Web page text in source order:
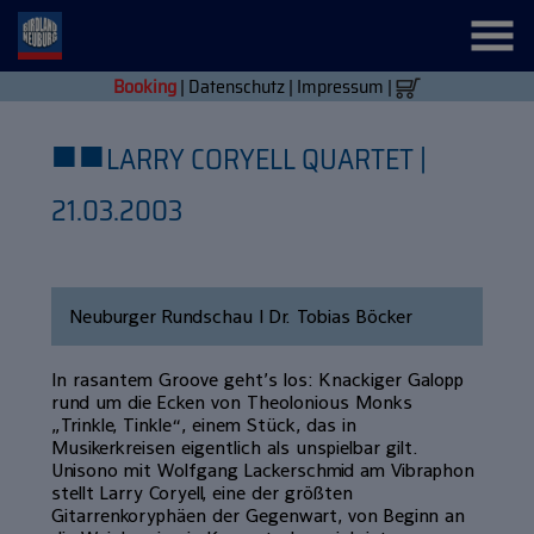
Booking| Datenschutz| Impressum |
■■LARRY CORYELL QUARTET |
21.03.2003
Neuburger Rundschau | Dr. Tobias Böcker
In rasantem Groove geht’s los: Knackiger Galopp
rund um die Ecken von Theolonious Monks
„Trinkle, Tinkle“, einem Stück, das in
Musikerkreisen eigentlich als unspielbar gilt.
Unisono mit Wolfgang Lackerschmid am Vibraphon
stellt Larry Coryell, eine der größten
Gitarrenkoryphäen der Gegenwart, von Beginn an